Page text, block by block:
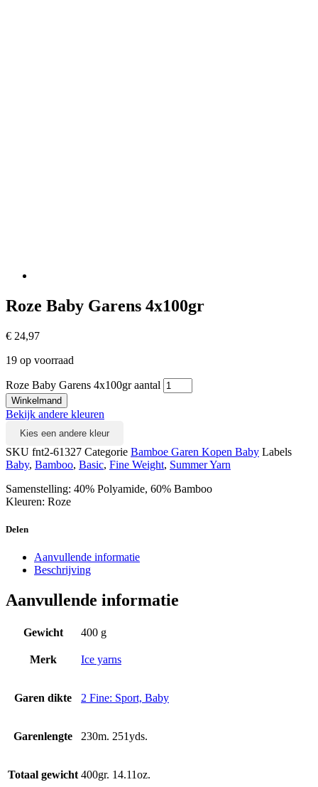
Roze Baby Garens 4x100gr
€ 24,97
19 op voorraad
Roze Baby Garens 4x100gr aantal
Winkelmand
Bekijk andere kleuren
Kies een andere kleur
SKU fnt2-61327 Categorie Bamboe Garen Kopen Baby Labels
Baby, Bamboo, Basic, Fine Weight, Summer Yarn
Samenstelling: 40% Polyamide, 60% Bamboo
Kleuren: Roze
Delen
Aanvullende informatie
Beschrijving
Aanvullende informatie
Gewicht 400 g
Merk Ice yarns
Garen dikte 2 Fine: Sport, Baby
Garenlengte 230m. 251yds.
Totaal gewicht 400gr. 14.11oz.